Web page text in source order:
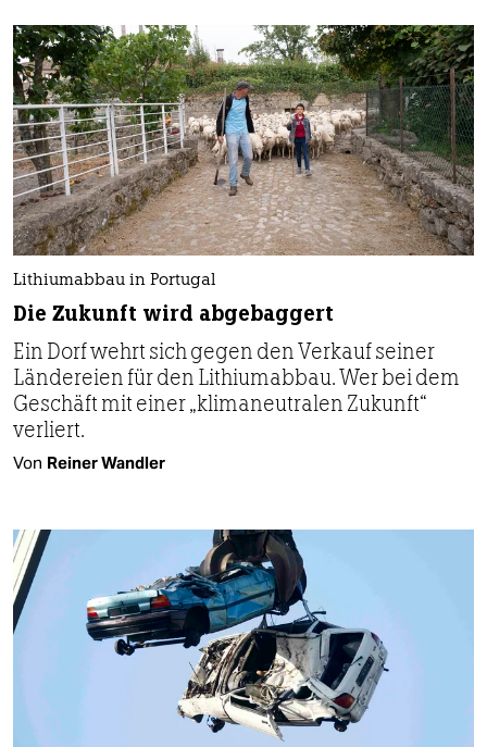
Lithiumabbau in Portugal
Die Zukunft wird abgebaggert
Ein Dorf wehrt sich gegen den Verkauf seiner
Ländereien für den Lithiumabbau. Wer bei dem
Geschäft mit einer „klimaneutralen Zukunft“
verliert.
Von Reiner Wandler